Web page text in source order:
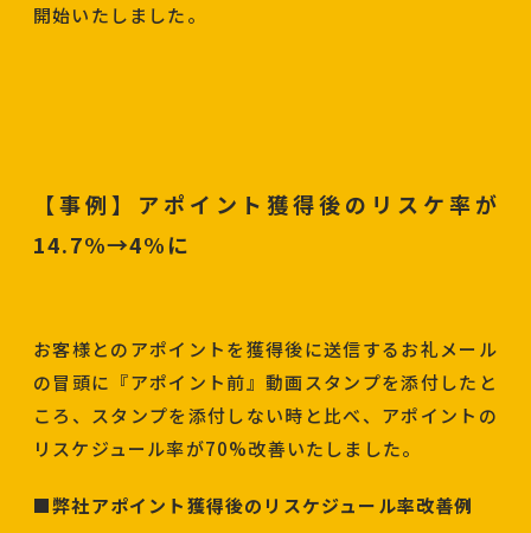
開始いたしました。
【事例】アポイント獲得後のリスケ率が
14.7%→4%に
お客様とのアポイントを獲得後に送信するお礼メール
の冒頭に『アポイント前』動画スタンプを添付したと
ころ、スタンプを添付しない時と比べ、アポイントの
リスケジュール率が70%改善いたしました。
■弊社アポイント獲得後のリスケジュール率改善例